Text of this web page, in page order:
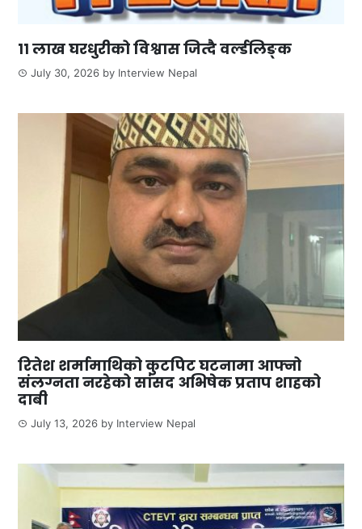
११ लाख घरधुरीको विश्वास जित्दै वर्ल्डलिङ्क
July 30, 2026 by Interview Nepal
रितेश शर्मामाथिको कुटपिट घटनामा आफ्नो
संलग्नता नरहेको सांसद अभिषेक प्रताप शाहको
दाबी
July 13, 2026 by Interview Nepal